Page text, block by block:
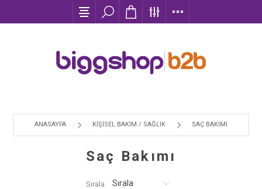
ANASAYFA KİŞİSEL BAKIM / SAĞLIK SAÇ BAKIMI
Saç Bakımı
Sırala